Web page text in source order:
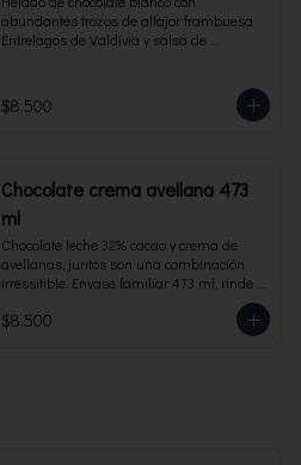
abundantes trozos de alfajor frambuesa
Entrelagos de Valdivia y salsa de
$8.500
Chocolate crema avellana 473
ml
Chocolate leche 32% cacao y crema de
avellanas, juntos son una combinación
irressitible. Envase familiar 473 ml, rinde 4
$8.500